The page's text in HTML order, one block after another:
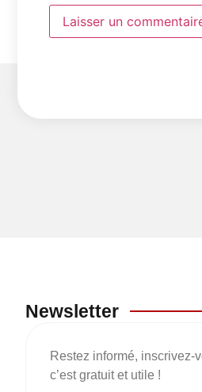
Newsletter
Restez informé, inscrivez-
c’est gratuit et utile !